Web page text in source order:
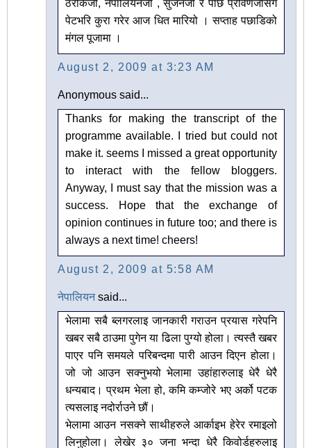
ठरकिजी, नेपालियनजी , सुजनजी र पछि प्रविणजीसंग
पेटभरि कुरा गरेर आज धित मारियो । सप्ताह पछाडिको
मंगल पूजामा ।
August 2, 2009 at 3:23 AM
Anonymous said...
Thanks for making the transcript of the
programme available. I tried but could not
make it. seems I missed a great opportunity
to interact with the fellow bloggers.
Anyway, I must say that the mission was a
success. Hope that the exchange of
opinion continues in future too; and there is
always a next time! cheers!
August 2, 2009 at 5:58 AM
नेपालियनsaid...
भेलामा सबै ब्लगरलाइ जानकारी गराउन प्रयास गरेपनि
खबर सबै ठाउमा पुगेन या ढिला पुग्यो होला। त्यस्तै खबर
पाएर पनि समयले परिबन्दमा पारी आउन दिएन होला।
जो जो आउन सक्नुभयो भेलामा उहांहारुलाइ धेरै धेरै
धन्यबाद। प्रथम भेला हो, कमि कम्जोरे भए अर्को पटक
त्यसलाइ नदोर्राउने छौं।
भेलामा आउन नसक्ने साथीहरुले आर्काइभ हेरेर रमाइलो
लिनुहोला। लेखेर ३० जना भन्दा धेरै किवोर्डहरुलाइ